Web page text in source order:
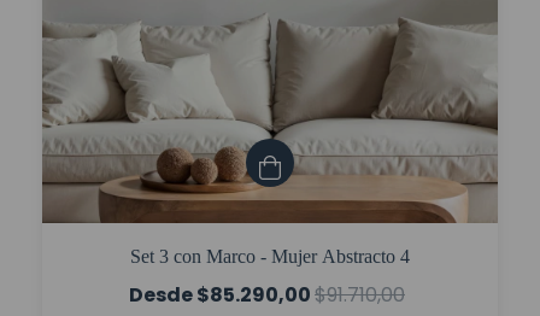
Set 3 con Marco - Mujer Abstracto 4
$85.290,00$91.710,00